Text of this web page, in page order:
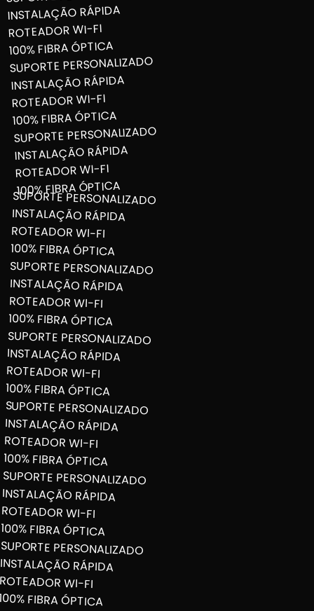
INSTALAÇÃO RÁPIDA
ROTEADOR WI-FI
100% FIBRA ÓPTICA
SUPORTE PERSONALIZADO
INSTALAÇÃO RÁPIDA
ROTEADOR WI-FI
100% FIBRA ÓPTICA
SUPORTE PERSONALIZADO
INSTALAÇÃO RÁPIDA
ROTEADOR WI-FI
100% FIBRA ÓPTICA
SUPORTE PERSONALIZADO
INSTALAÇÃO RÁPIDA
ROTEADOR WI-FI
100% FIBRA ÓPTICA
SUPORTE PERSONALIZADO
INSTALAÇÃO RÁPIDA
ROTEADOR WI-FI
100% FIBRA ÓPTICA
SUPORTE PERSONALIZADO
INSTALAÇÃO RÁPIDA
ROTEADOR WI-FI
100% FIBRA ÓPTICA
SUPORTE PERSONALIZADO
INSTALAÇÃO RÁPIDA
ROTEADOR WI-FI
100% FIBRA ÓPTICA
SUPORTE PERSONALIZADO
INSTALAÇÃO RÁPIDA
ROTEADOR WI-FI
100% FIBRA ÓPTICA
SUPORTE PERSONALIZADO
INSTALAÇÃO RÁPIDA
WI-FI
FIBRA ÓPTICA